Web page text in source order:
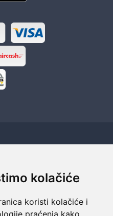
kolačiće
koristi kolačiće i
praćenja kako
za novac